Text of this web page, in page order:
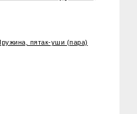
пятак-уши (пара)